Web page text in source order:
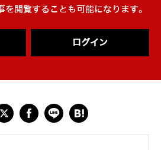
を閲覧することも可能になります。
ログイン